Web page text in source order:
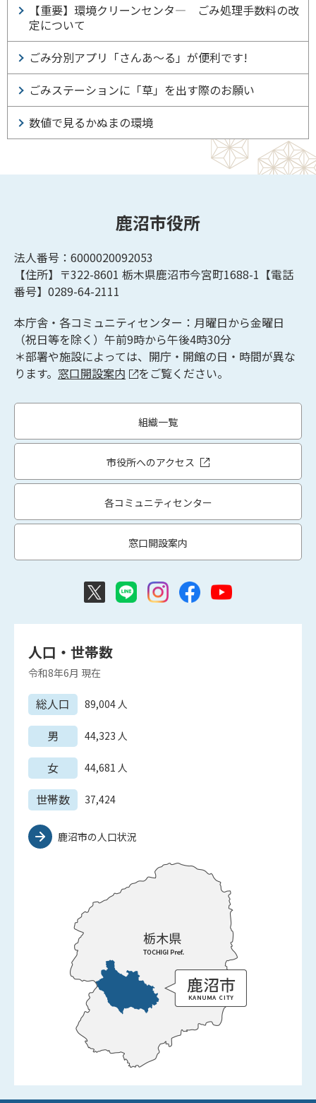
【重要】環境クリーンセンタ― ごみ処理手数料の改
定について
ごみ分別アプリ「さんあ～る」が便利です!
ごみステーションに「草」を出す際のお願い
数値で見るかぬまの環境
鹿沼市役所
法人番号：6000020092053
【住所】〒322-8601 栃木県鹿沼市今宮町1688-1【電話
番号】0289-64-2111
本庁舎・各コミュニティセンター：月曜日から金曜日
（祝日等を除く）午前9時から午後4時30分
＊部署や施設によっては、開庁・開館の日・時間が異な
ります。 窓口開設案内 をご覧ください。
組織一覧
市役所へのアクセス
各コミュニティセンター
窓口開設案内
人口・世帯数
令和8年6月 現在
総人口 89,004 人
男 44,323 人
女 44,681 人
世帯数 37,424
鹿沼市の人口状況